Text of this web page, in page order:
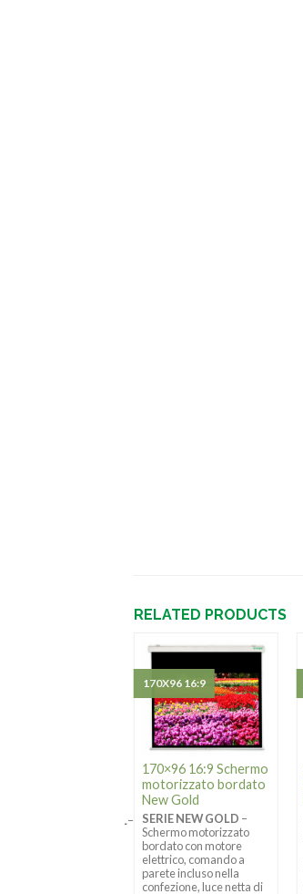
RELATED PRODUCTS
170×96 16:9 Schermo
motorizzato bordato
New Gold
SERIE NEW GOLD –
Schermo motorizzato
bordato con motore
elettrico, comando a
parete incluso nella
confezione, luce netta di
170X96 16:9
PROFESSIONAL–